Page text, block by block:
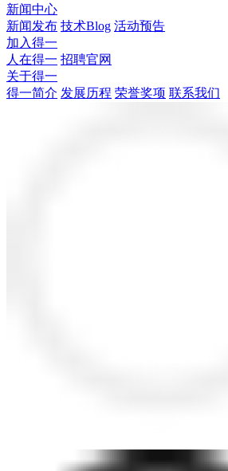
新闻中心
新闻发布 技术Blog 活动预告
加入得一
人在得一 招聘官网
关于得一
得一简介 发展历程 荣誉奖项 联系我们